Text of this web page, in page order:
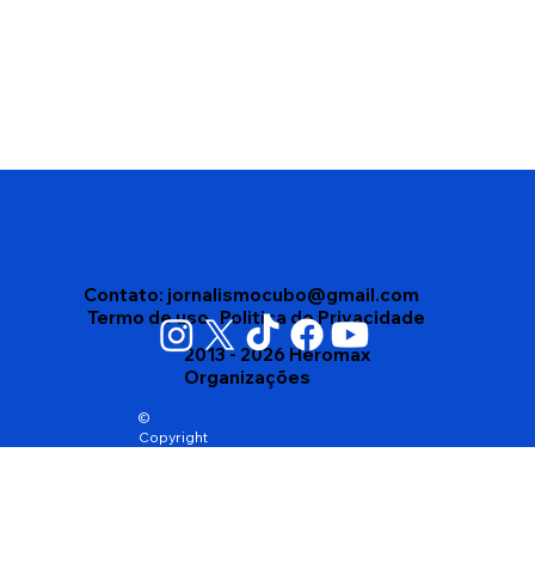
Vitória da Conquista reconhece
Contato: jornalismocubo@gmail.com
Termo de uso Politica de Privacidade
©
Copyright
2013 - 2026 Heromax
Organizações